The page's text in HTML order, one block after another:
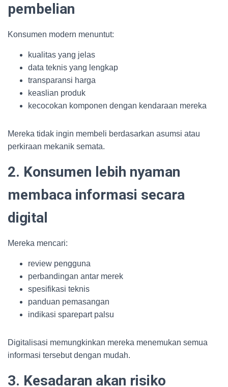
pembelian
Konsumen modern menuntut:
kualitas yang jelas
data teknis yang lengkap
transparansi harga
keaslian produk
kecocokan komponen dengan kendaraan mereka
Mereka tidak ingin membeli berdasarkan asumsi atau
perkiraan mekanik semata.
2. Konsumen lebih nyaman
membaca informasi secara
digital
Mereka mencari:
review pengguna
perbandingan antar merek
spesifikasi teknis
panduan pemasangan
indikasi sparepart palsu
Digitalisasi memungkinkan mereka menemukan semua
informasi tersebut dengan mudah.
3. Kesadaran akan risiko